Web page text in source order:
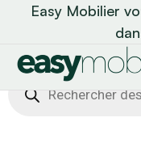
Easy Mobilier
Recherche
de